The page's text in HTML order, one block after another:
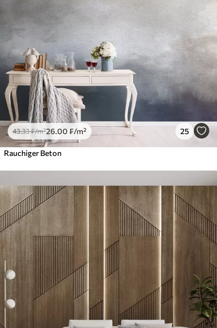
43.33₣/m²26 .00 ₣/m² 25
Rauchiger Beton